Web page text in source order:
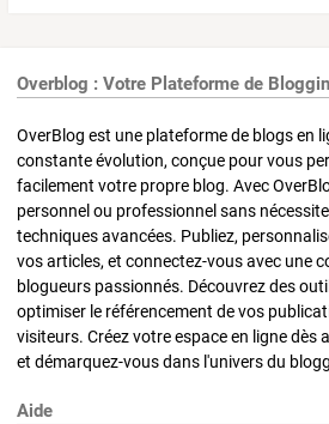
Overblog : Votre Plateforme de
OverBlog est une plateforme de blogs en
constante évolution, conçue pour vous
facilement votre propre blog. Avec
personnel ou professionnel sans
techniques avancées. Publiez,
vos articles, et connectez-vous avec une
blogueurs passionnés. Découvrez des
optimiser le référencement de vos
visiteurs. Créez votre espace en ligne dès
et démarquez-vous dans l'univers du
Aide